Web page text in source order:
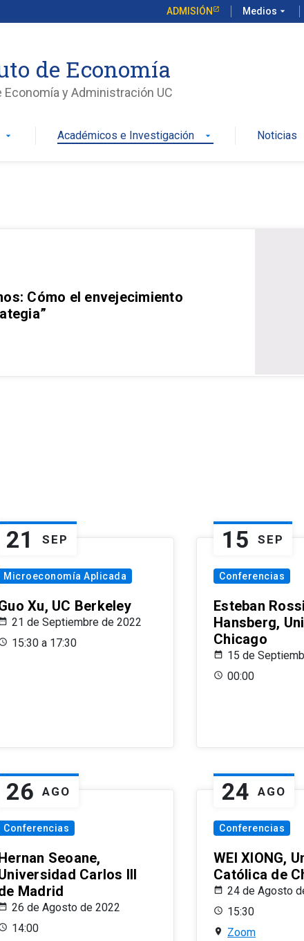
ADMISIÓN Medios arrow_drop_down
de Economía
Economía y Administración UC
arrow_drop_down Académicos e Investigación arrow_drop_down Noticias
Cómo el envejecimiento
21 SEP
Microeconomía Aplicada
Xu, UC Berkeley
21 de Septiembre de 2022
15:30 a 17:30
15 SEP
Conferencias
Esteban
Hansberg,
Chicago
15 de
00:00
26 AGO
Conferencias
Seoane,
Carlos III
Madrid
26 de Agosto de 2022
14:00
24 AGO
Conferencias
WEI XIONG,
Católica de
24 de Agosto
15:30
Zoom